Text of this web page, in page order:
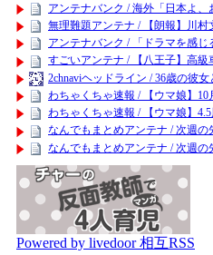
アンテナバンク / 海外「日本よ
無理難題アンテナ / 【朗報】川
アンテナバンク / 「ドラマを感
すごいアンテナ / 【八王子】高
2chnaviヘッドライン / 36歳の彼
わちゃくちゃ速報 / 【ウマ娘】
わちゃくちゃ速報 / 【ウマ娘】
なんでもまとめアンテナ / 次週
なんでもまとめアンテナ / 次週
Powered by livedoor 相互RSS